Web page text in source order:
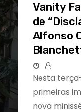
Vanity
de
Alfonso
Nesta
primeiras
nova